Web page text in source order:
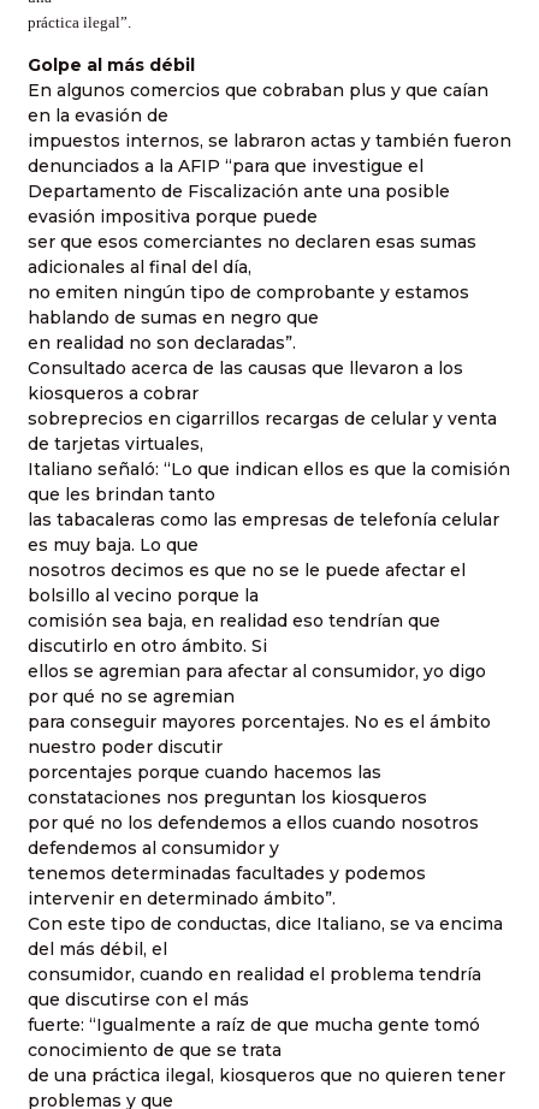
práctica ilegal”.
Golpe al más débil
En algunos comercios que cobraban plus y que caían
en la evasión de
impuestos internos, se labraron actas y también fueron
denunciados a la AFIP “para que investigue el
Departamento de Fiscalización ante una posible
evasión impositiva porque puede
ser que esos comerciantes no declaren esas sumas
adicionales al final del día,
no emiten ningún tipo de comprobante y estamos
hablando de sumas en negro que
en realidad no son declaradas”.
Consultado acerca de las causas que llevaron a los
kiosqueros a cobrar
sobreprecios en cigarrillos recargas de celular y venta
de tarjetas virtuales,
Italiano señaló: “Lo que indican ellos es que la comisión
que les brindan tanto
las tabacaleras como las empresas de telefonía celular
es muy baja. Lo que
nosotros decimos es que no se le puede afectar el
bolsillo al vecino porque la
comisión sea baja, en realidad eso tendrían que
discutirlo en otro ámbito. Si
ellos se agremian para afectar al consumidor, yo digo
por qué no se agremian
para conseguir mayores porcentajes. No es el ámbito
nuestro poder discutir
porcentajes porque cuando hacemos las
constataciones nos preguntan los kiosqueros
por qué no los defendemos a ellos cuando nosotros
defendemos al consumidor y
tenemos determinadas facultades y podemos
intervenir en determinado ámbito”.
Con este tipo de conductas, dice Italiano, se va encima
del más débil, el
consumidor, cuando en realidad el problema tendría
que discutirse con el más
fuerte: “Igualmente a raíz de que mucha gente tomó
conocimiento de que se trata
de una práctica ilegal, kiosqueros que no quieren tener
problemas y que